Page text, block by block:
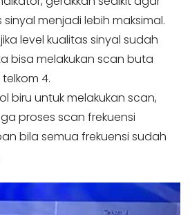
sinyal menjadi lebih maksimal.
level kualitas sinyal sudah
bisa melakukan scan buta
4.
biru untuk melakukan scan,
proses scan frekuensi
bila semua frekuensi sudah